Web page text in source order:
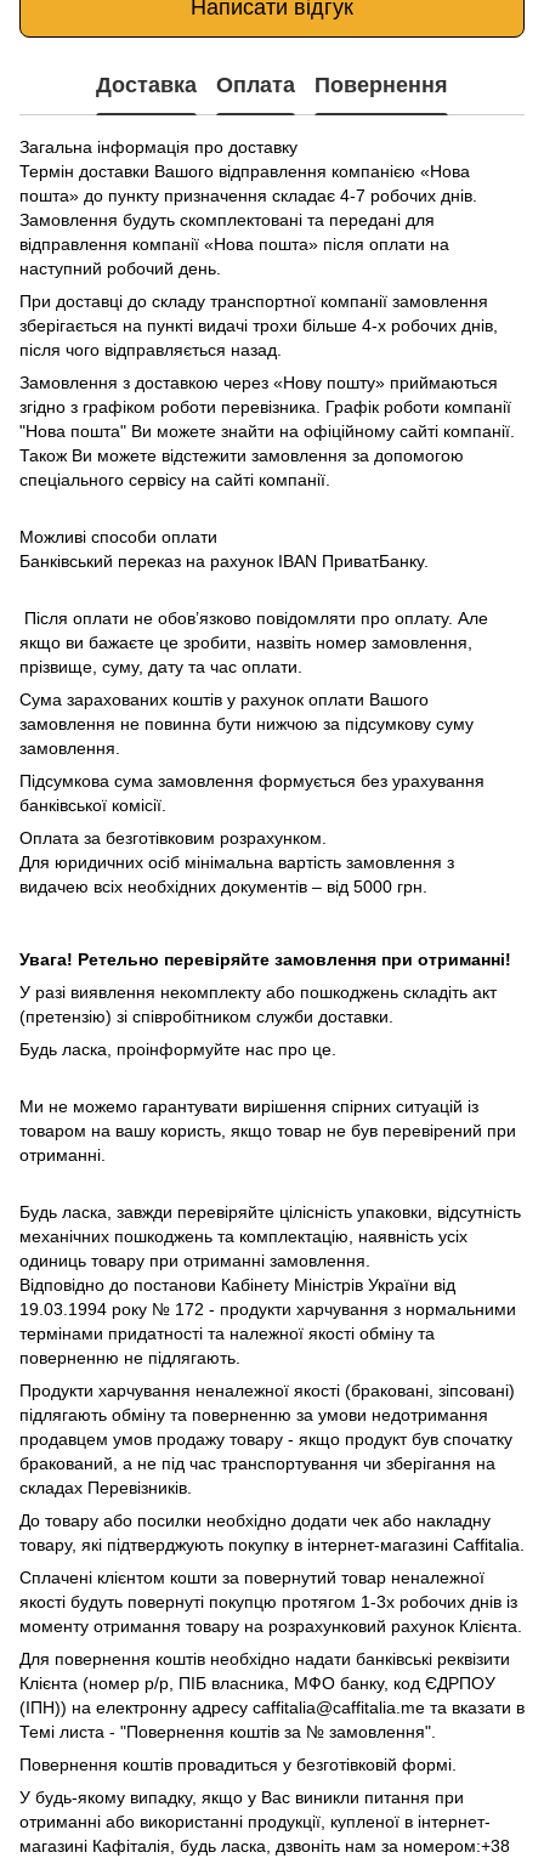
Написати відгук
Доставка Оплата Повернення
Загальна інформація про доставку
Термін доставки Вашого відправлення компанією «Нова
пошта» до пункту призначення складає 4-7 робочих днів.
Замовлення будуть скомплектовані та передані для
відправлення компанії «Нова пошта» після оплати на
наступний робочий день.
При доставці до складу транспортної компанії замовлення
зберігається на пункті видачі трохи більше 4-х робочих днів,
після чого відправляється назад.
Замовлення з доставкою через «Нову пошту» приймаються
згідно з графіком роботи перевізника. Графік роботи компанії
"Нова пошта" Ви можете знайти на офіційному сайті компанії.
Також Ви можете відстежити замовлення за допомогою
спеціального сервісу на сайті компанії.
Можливі способи оплати
Банківський переказ на рахунок IBAN ПриватБанку.
Після оплати не обов’язково повідомляти про оплату. Але
якщо ви бажаєте це зробити, назвіть номер замовлення,
прізвище, суму, дату та час оплати.
Сума зарахованих коштів у рахунок оплати Вашого
замовлення не повинна бути нижчою за підсумкову суму
замовлення.
Підсумкова сума замовлення формується без урахування
банківської комісії.
Оплата за безготівковим розрахунком.
Для юридичних осіб мінімальна вартість замовлення з
видачею всіх необхідних документів – від 5000 грн.
Увага! Ретельно перевіряйте замовлення при отриманні!
У разі виявлення некомплекту або пошкоджень складіть акт
(претензію) зі співробітником служби доставки.
Будь ласка, проінформуйте нас про це.
Ми не можемо гарантувати вирішення спірних ситуацій із
товаром на вашу користь, якщо товар не був перевірений при
отриманні.
Будь ласка, завжди перевіряйте цілісність упаковки, відсутність
механічних пошкоджень та комплектацію, наявність усіх
одиниць товару при отриманні замовлення.
Відповідно до постанови Кабінету Міністрів України від
19.03.1994 року № 172 - продукти харчування з нормальними
термінами придатності та належної якості обміну та
поверненню не підлягають.
Продукти харчування неналежної якості (браковані, зіпсовані)
підлягають обміну та поверненню за умови недотримання
продавцем умов продажу товару - якщо продукт був спочатку
бракований, а не під час транспортування чи зберігання на
складах Перевізників.
До товару або посилки необхідно додати чек або накладну
товару, які підтверджують покупку в інтернет-магазині Caffitalia.
Сплачені клієнтом кошти за повернутий товар неналежної
якості будуть повернуті покупцю протягом 1-3х робочих днів із
моменту отримання товару на розрахунковий рахунок Клієнта.
Для повернення коштів необхідно надати банківські реквізити
Клієнта (номер р/р, ПІБ власника, МФО банку, код ЄДРПОУ
(ІПН)) на електронну адресу caffitalia@caffitalia.me та вказати в
Темі листа - "Повернення коштів за № замовлення".
Повернення коштів провадиться у безготівковій формі.
У будь-якому випадку, якщо у Вас виникли питання при
отриманні або використанні продукції, купленої в інтернет-
магазині Кафіталія, будь ласка, дзвоніть нам за номером:+38